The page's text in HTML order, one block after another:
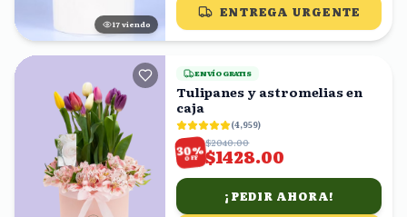
17 viendo
ENTREGA URGENTE
ENVÍO GRATIS
Tulipanes y astromelias en
caja
(4,959)
30%
OFF
$2040.00
$1428.00
¡PEDIR AHORA!